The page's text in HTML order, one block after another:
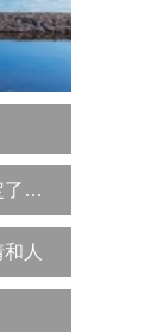
03.进入婚姻的三个动机，决定了你是否幸福
人